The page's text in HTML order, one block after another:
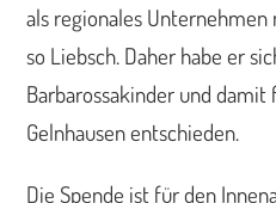
als regionales Unternehmen
so Liebsch. Daher habe er
Barbarossakinder und
Gelnhausen entschieden.
Die Spende ist für den